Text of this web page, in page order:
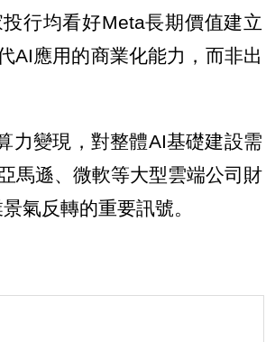
行均看好Meta長期價值建立
AI應用的商業化能力，而非出
力變現，對整體AI基礎建設需
馬遜、微軟等大型雲端公司財
氣反轉的重要訊號。